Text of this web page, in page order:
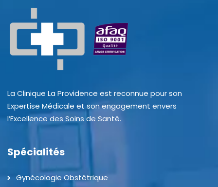
La Clinique La Providence est reconnue pour son
Expertise Médicale et son engagement envers
l’Excellence des Soins de Santé.
Spécialités
Gynécologie Obstétrique